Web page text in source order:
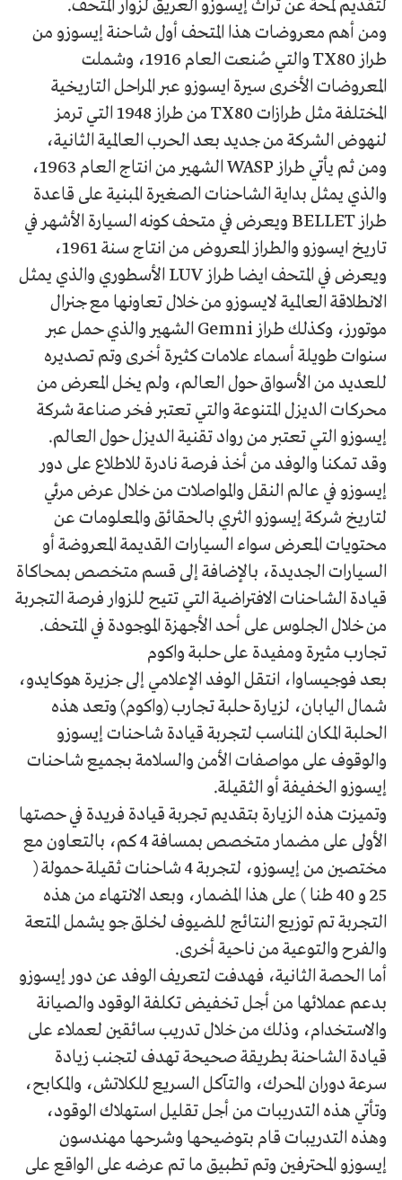
لتقديم لمحة عن تراث إيسوزو العريق لزوار المتحف.
ومن أهم معروضات هذا المتحف أول شاحنة إيسوزو من
طراز TX80 والتي صُنعت العام 1916، وشملت
المعروضات الأخرى سيرة ايسوزو عبر المراحل التاريخية
المختلفة مثل طرازات TX80 من طراز 1948 التي ترمز
لنهوض الشركة من جديد بعد الحرب العالمية الثانية،
ومن ثم يأتي طراز WASP الشهير من انتاج العام 1963،
والذي يمثل بداية الشاحنات الصغيرة المبنية على قاعدة
طراز BELLET ويعرض في متحف كونه السيارة الأشهر في
تاريخ ايسوزو والطراز المعروض من انتاج سنة 1961،
ويعرض في المتحف ايضا طراز LUV الأسطوري والذي يمثل
الانطلاقة العالمية لايسوزو من خلال تعاونها مع جنرال
موتورز، وكذلك طراز Gemni الشهير والذي حمل عبر
سنوات طويلة أسماء علامات كثيرة أخرى وتم تصديره
للعديد من الأسواق حول العالم، ولم يخل المعرض من
محركات الديزل المتنوعة والتي تعتبر فخر صناعة شركة
إيسوزو التي تعتبر من رواد تقنية الديزل حول العالم.
وقد تمكنا والوفد من أخذ فرصة نادرة للاطلاع على دور
إيسوزو في عالم النقل والمواصلات من خلال عرض مرئي
لتاريخ شركة إيسوزو الثري بالحقائق والمعلومات عن
محتويات المعرض سواء السيارات القديمة المعروضة أو
السيارات الجديدة، بالإضافة إلى قسم متخصص بمحاكاة
قيادة الشاحنات الافتراضية التي تتيح للزوار فرصة التجربة
من خلال الجلوس على أحد الأجهزة الموجودة في المتحف.
تجارب مثيرة ومفيدة على حلبة واكوم
بعد فوجيساوا، انتقل الوفد الإعلامي إلى جزيرة هوكايدو،
شمال اليابان، لزيارة حلبة تجارب (واكوم) وتعد هذه
الحلبة المكان المناسب لتجربة قيادة شاحنات إيسوزو
والوقوف على مواصفات الأمن والسلامة بجميع شاحنات
إيسوزو الخفيفة أو الثقيلة.
وتميزت هذه الزيارة بتقديم تجربة قيادة فريدة في حصتها
الأولى على مضمار متخصص بمسافة 4 كم، بالتعاون مع
مختصين من إيسوزو، لتجربة 4 شاحنات ثقيلة حمولة (
25 و 40 طنا ) على هذا المضمار، وبعد الانتهاء من هذه
التجربة تم توزيع النتائج للضيوف لخلق جو يشمل المتعة
والفرح والتوعية من ناحية أخرى.
أما الحصة الثانية، فهدفت لتعريف الوفد عن دور إيسوزو
بدعم عملائها من أجل تخفيض تكلفة الوقود والصيانة
والاستخدام، وذلك من خلال تدريب سائقين لعملاء على
قيادة الشاحنة بطريقة صحيحة تهدف لتجنب زيادة
سرعة دوران المحرك، والتآكل السريع للكلاتش، والمكابح،
وتأتي هذه التدريبات من أجل تقليل استهلاك الوقود،
وهذه التدريبات قام بتوضيحها وشرحها مهندسون
إيسوزو المحترفين وتم تطبيق ما تم عرضه على الواقع على